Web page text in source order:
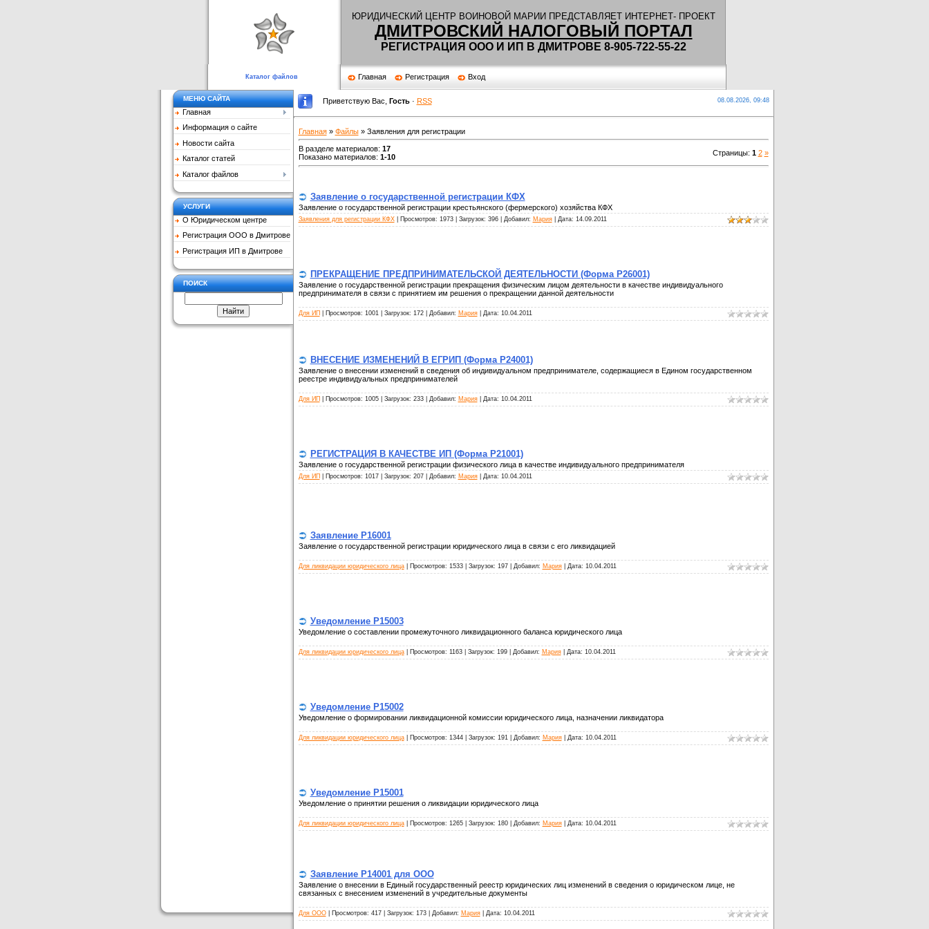
ЮРИДИЧЕСКИЙ ЦЕНТР ВОИНОВОЙ МАРИИ ПРЕДСТАВЛЯЕТ ИНТЕРНЕТ- ПРОЕКТ
ДМИТРОВСКИЙ НАЛОГОВЫЙ ПОРТАЛ
РЕГИСТРАЦИЯ ООО И ИП В ДМИТРОВЕ 8-905-722-55-22
Каталог файлов Главная Регистрация Вход
МЕНЮ САЙТА
Главная
Информация о сайте
Новости сайта
Каталог статей
Каталог файлов
УСЛУГИ
О Юридическом центре
Регистрация ООО в Дмитрове
Регистрация ИП в Дмитрове
ПОИСК
Приветствую Вас Гость· RSS 08.08.2026, 09:48
Главная» Файлы» Заявления для регистрации
В разделе материалов: 17
Показано материалов: 1-10 Страницы: 1 2 »
Заявление о государственной регистрации КФХ
Заявление о государственной регистрации крестьянского (фермерского) хозяйства КФХ
Заявления для регистрации КФХ| Просмотров: 1973 | Загрузок: 396 | Добавил: Мария| Дата: 14.09.2011
ПРЕКРАЩЕНИЕ ПРЕДПРИНИМАТЕЛЬСКОЙ ДЕЯТЕЛЬНОСТИ (Форма Р26001)
Заявление о государственной регистрации прекращения физическим лицом деятельности в качестве индивидуального
предпринимателя в связи с принятием им решения о прекращении данной деятельности
Для ИП | Просмотров: 1001 | Загрузок: 172 | Добавил: Мария| Дата: 10.04.2011
ВНЕСЕНИЕ ИЗМЕНЕНИЙ В ЕГРИП (Форма Р24001)
Заявление о внесении изменений в сведения об индивидуальном предпринимателе, содержащиеся в Едином государственном
реестре индивидуальных предпринимателей
Для ИП | Просмотров: 1005 | Загрузок: 233 | Добавил: Мария| Дата: 10.04.2011
РЕГИСТРАЦИЯ В КАЧЕСТВЕ ИП (Форма Р21001)
Заявление о государственной регистрации физического лица в качестве индивидуального предпринимателя
Для ИП | Просмотров: 1017 | Загрузок: 207 | Добавил: Мария| Дата: 10.04.2011
Заявление Р16001
Заявление о государственной регистрации юридического лица в связи с его ликвидацией
Для ликвидации юридического лица| Просмотров: 1533 | Загрузок: 197 | Добавил: Мария| Дата: 10.04.2011
Уведомление Р15003
Уведомление о составлении промежуточного ликвидационного баланса юридического лица
Для ликвидации юридического лица| Просмотров: 1163 | Загрузок: 199 | Добавил: Мария| Дата: 10.04.2011
Уведомление Р15002
Уведомление о формировании ликвидационной комиссии юридического лица, назначении ликвидатора
Для ликвидации юридического лица| Просмотров: 1344 | Загрузок: 191 | Добавил: Мария| Дата: 10.04.2011
Уведомление Р15001
Уведомление о принятии решения о ликвидации юридического лица
Для ликвидации юридического лица| Просмотров: 1265 | Загрузок: 180 | Добавил: Мария| Дата: 10.04.2011
Заявление Р14001 для ООО
Заявление о внесении в Единый государственный реестр юридических лиц изменений в сведения о юридическом лице, не
связанных с внесением изменений в учредительные документы
Для ООО| Просмотров: 417 | Загрузок: 173 | Добавил: Мария| Дата: 10.04.2011